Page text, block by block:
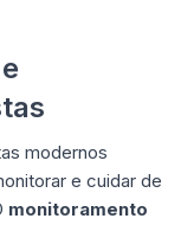
modernos
e cuidar de
monitoramento